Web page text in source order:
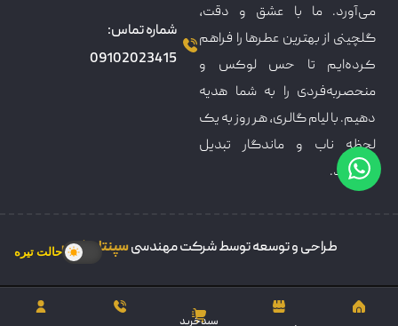
حالت تیره
می‌آورد. ما با عشق و دقت،
گلچینی از بهترین عطرها را فراهم
کرده‌ایم تا حس لوکس و
منحصربه‌فردی را به شما هدیه
دهیم. با لیام گالری، هر روز به یک
لحظه ناب و ماندگار تبدیل
می‌شود.
شماره تماس:
09102023415
سبدخرید
طراحی و توسعه توسط شرکت مهندسیسپنتامکس